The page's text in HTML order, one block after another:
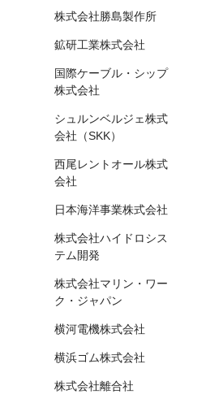
株式会社勝島製作所
鉱研工業株式会社
国際ケーブル・シップ
株式会社
シュルンベルジェ株式
会社（SKK）
西尾レントオール株式
会社
日本海洋事業株式会社
株式会社ハイドロシス
テム開発
株式会社マリン・ワー
ク・ジャパン
横河電機株式会社
横浜ゴム株式会社
株式会社離合社